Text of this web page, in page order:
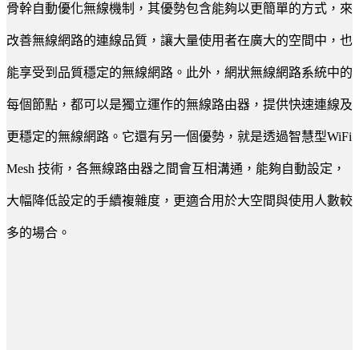
骨幹自動優化無線機制，其優勢包含能夠以更簡單的方式，來
改善無線網路的連線品質，讓大量使用者在廣大的空間中，也
能享受到品質穩定的無線網路。此外，網狀無線網路系統中的
每個節點，都可以是獨立運作的無線路由器，提供快速連線及
更穩定的無線網路。它還有另一個優勢，就是透過智慧型WiFi
Mesh 技術，各無線路由器之間會互相溝通，能夠自動設定，
大幅降低設定的手續複雜度，更適合用於大空間與使用人數較
多的場合。